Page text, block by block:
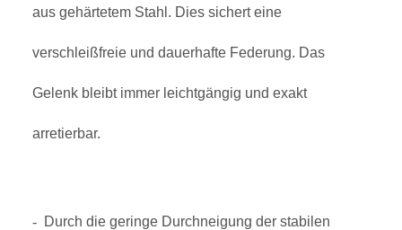
aus gehärtetem Stahl. Dies sichert eine
verschleißfreie und dauerhafte Federung. Das
Gelenk bleibt immer leichtgängig und exakt
arretierbar.
- Durch die geringe Durchneigung der stabilen